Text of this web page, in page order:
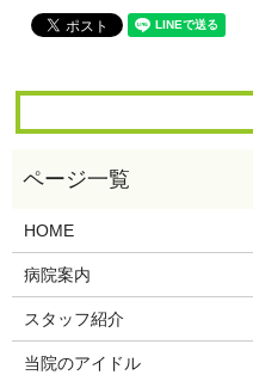
HOME
病院案内
スタッフ紹介
当院のアイドル